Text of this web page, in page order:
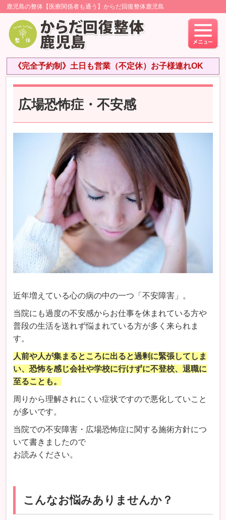
鹿児島の整体【医療関係者も通う】からだ回復整体鹿児島
《完全予約制》土日も営業（不定休）お子様連れOK
広場恐怖症・不安感
近年増えている心の病の中の一つ「不安障害」。
当院にも過度の不安感からお仕事を休まれている方や
普段の生活を送れず悩まれている方が多く来られま
す。
人前や人が集まるところに出ると過剰に緊張してしま
い、恐怖を感じ会社や学校に行けずに不登校、退職に
至ることも。
周りから理解されにくい症状ですので悪化していこと
が多いです。
当院での不安障害・広場恐怖症に関する施術方針につ
いて書きましたので
お読みください。
こんなお悩みありませんか？